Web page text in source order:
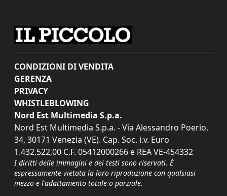
CONDIZIONI DI VENDITA
GERENZA
PRIVACY
WHISTLEBLOWING
Nord Est Multimedia S.p.a.
Nord Est Multimedia S.p.a. - Via Alessandro Poerio,
34, 30171 Venezia (VE). Cap. Soc. i.v. Euro
1.432.522,00 C.F. 05412000266 e REA VE-454332
I diritti delle immagini e dei testi sono riservati. È
espressamente vietata la loro riproduzione con qualsiasi
mezzo e l'adattamento totale o parziale.